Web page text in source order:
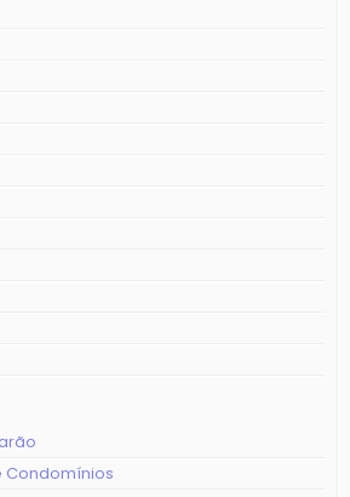
Condomínios